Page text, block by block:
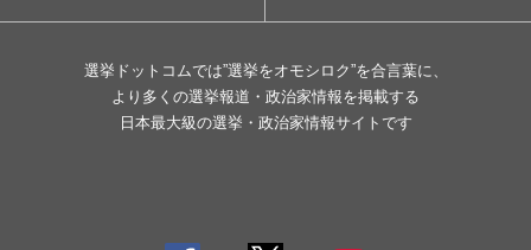
選挙ドットコムでは”選挙をオモシロク”を合言葉に、
より多くの選挙報道・政治家情報を掲載する
日本最大級の選挙・政治家情報サイトです